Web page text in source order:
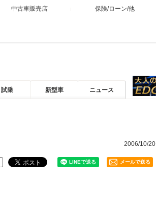
中古車販売店 保険/ローン/他
試乗 新型車 ニュース
2006/10/20
メールで送る